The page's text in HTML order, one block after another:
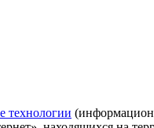
технологии